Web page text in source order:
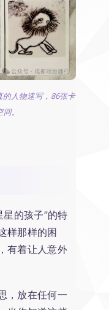
的人物速写，86张卡
。
的孩子”的特
样那样的困
有着让人意外
，放在任何一